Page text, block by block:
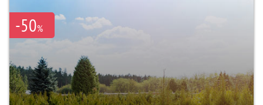
-50%